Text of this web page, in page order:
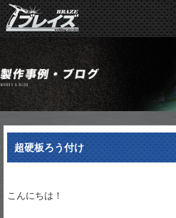
超硬板ろう付け
こんにちは！